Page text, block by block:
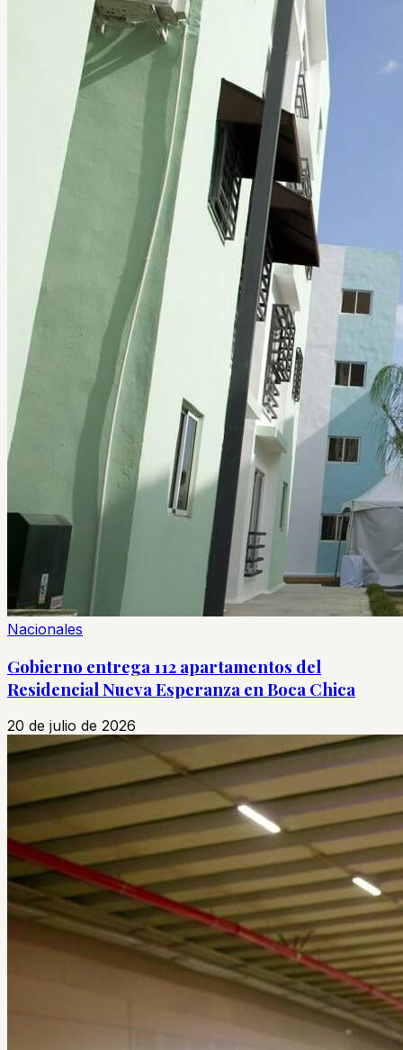
Nacionales
Gobierno entrega 112 apartamentos del
Residencial Nueva Esperanza en Boca Chica
20 de julio de 2026